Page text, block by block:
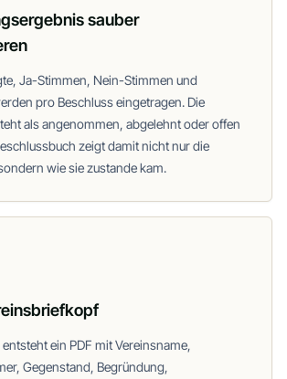
sauber
Ja-Stimmen, Nein-Stimmen und
pro Beschluss eingetragen. Die
als angenommen, abgelehnt oder offen
zeigt damit nicht nur die
wie sie zustande kam.
ein PDF mit Vereinsname,
Gegenstand, Begründung,